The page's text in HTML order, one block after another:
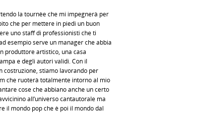
la tournèe che mi impegnerà per
che per mettere in piedi un buon
uno staff di professionisti che ti
esempio serve un manager che abbia
produttore artistico, una casa
e degli autori validi. Con il
costruzione, stiamo lavorando per
che ruoterà totalmente intorno al mio
cose che abbiano anche un certo
all’universo cantautorale ma
il mondo pop che è poi il mondo dal